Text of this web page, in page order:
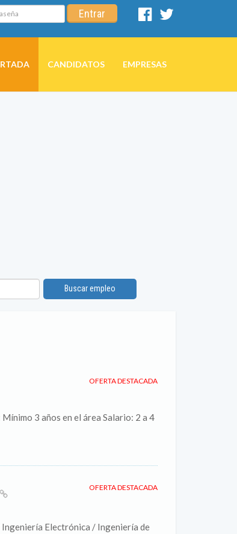
Entrar
Facebook
CANDIDATOS EMPRESAS
Buscar empleo
OFERTA DESTACADA
3 años en el área Salario: 2 a 4
OFERTA DESTACADA
Electrónica / Ingeniería de